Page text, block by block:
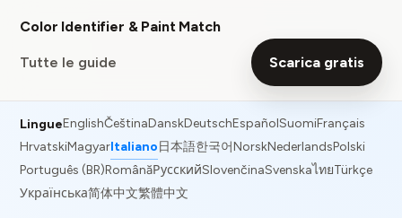
Color Identifier & Paint Match
Tutte le guide Scarica gratis
LingueEnglishČeštinaDanskDeutschEspañolSuomiFrançais
HrvatskiMagyarItaliano日本語한국어NorskNederlandsPolski
Português (BR)RomânăРусскийSlovenčinaSvenskaไทยTürkçe
Українська简体中文繁體中文